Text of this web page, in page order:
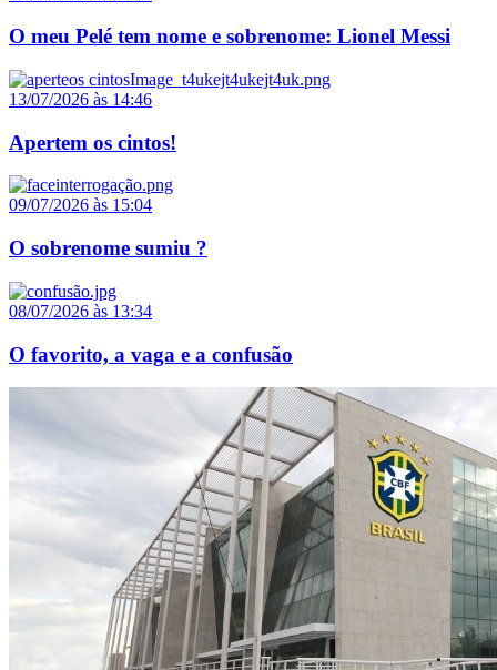
O meu Pelé tem nome e sobrenome: Lionel Messi
13/07/2026 às 14:46
Apertem os cintos!
09/07/2026 às 15:04
O sobrenome sumiu ?
08/07/2026 às 13:34
O favorito, a vaga e a confusão